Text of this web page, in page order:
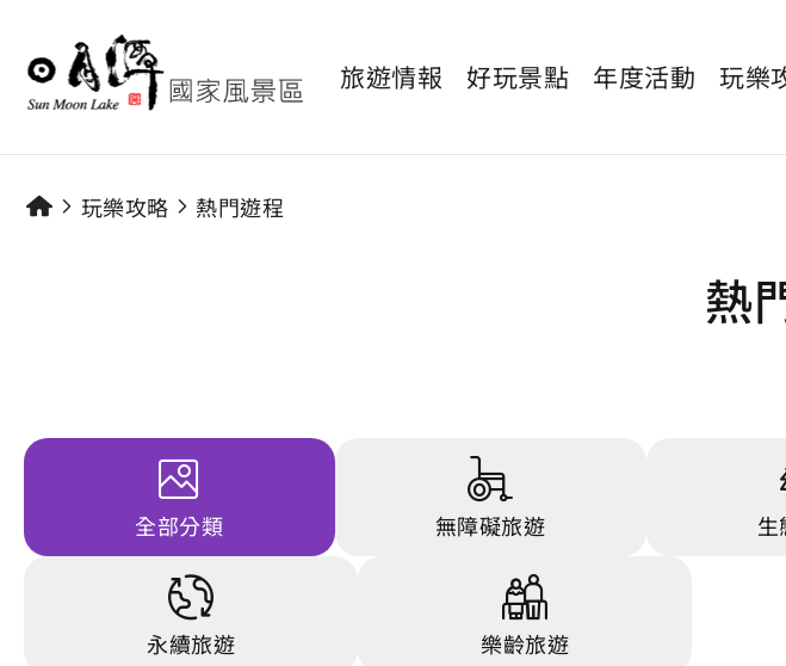
旅遊情報 好玩景點 年度活動 玩樂
玩樂攻略 熱門遊程
熱
全部分類 無障礙旅遊 生
永續旅遊 樂齡旅遊